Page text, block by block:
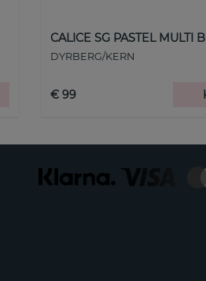
CALICE SG PASTEL MULTI
DYRBERG/KERN
€ 99